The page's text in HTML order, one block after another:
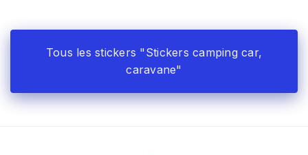
Tous les stickers "Stickers camping car,
caravane"